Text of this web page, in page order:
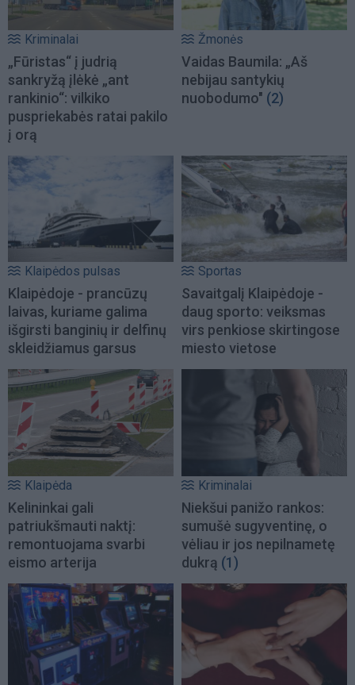
Kriminalai
„Fūristas“ į judrią
sankryžą įlėkė „ant
rankinio“: vilkiko
puspriekabės ratai pakilo
į orą
Žmonės
Vaidas Baumila: „Aš
nebijau santykių
nuobodumo" (2)
Klaipėdos pulsas
Klaipėdoje - prancūzų
laivas, kuriame galima
išgirsti banginių ir delfinų
skleidžiamus garsus
Sportas
Savaitgalį Klaipėdoje -
daug sporto: veiksmas
virs penkiose skirtingose
miesto vietose
Klaipėda
Kelininkai gali
patriukšmauti naktį:
remontuojama svarbi
eismo arterija
Kriminalai
Niekšui panižo rankos:
sumušė sugyventinę, o
vėliau ir jos nepilnametę
dukrą (1)